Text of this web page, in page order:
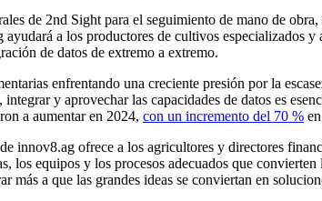
de 2nd Sight para el seguimiento de mano de
a los productores de cultivos especializados
de datos de extremo a extremo.
enfrentando una creciente presión por la
integrar y aprovechar las capacidades de datos es
a aumentar en 2024, con un incremento del 70 %
innov8.ag ofrece a los agricultores y directores
los equipos y los procesos adecuados que
más a que las grandes ideas se conviertan en